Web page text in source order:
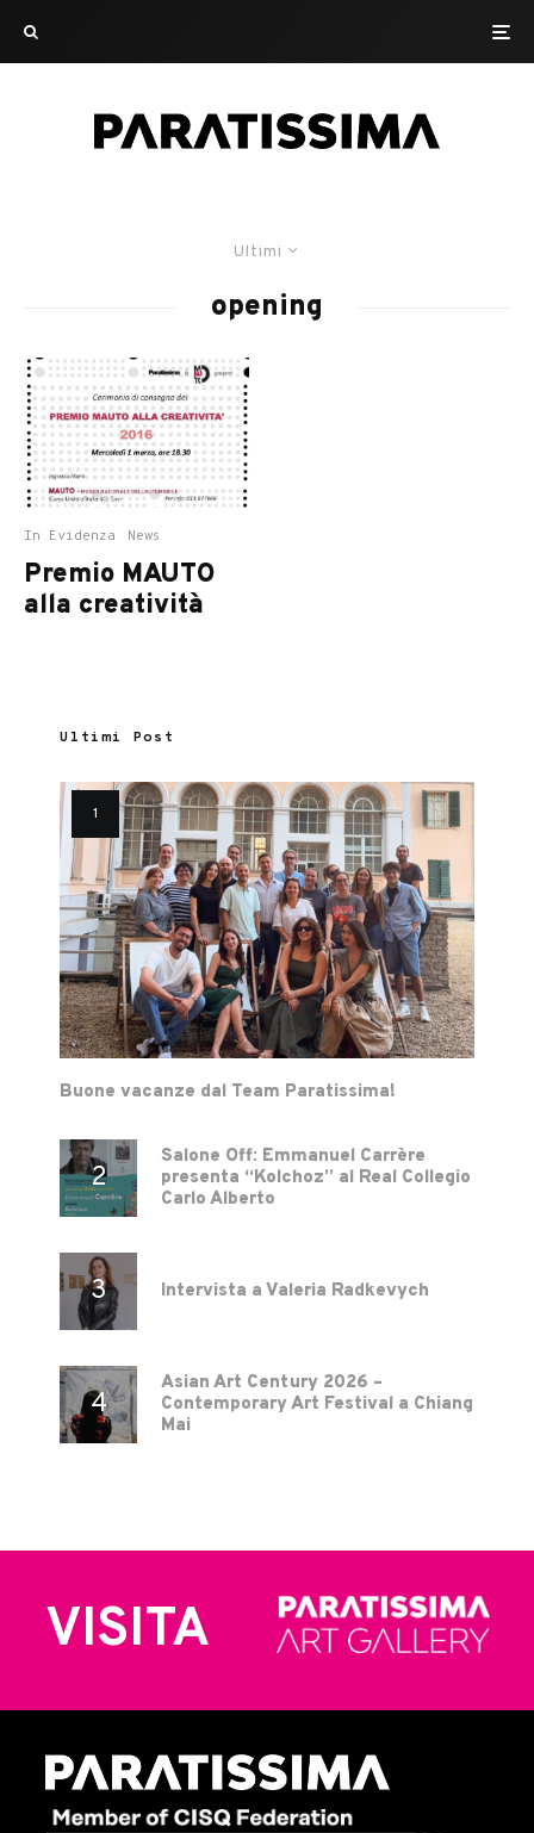
Ultimi
opening
In Evidenza News
Premio MAUTO
alla creatività
Ultimi Post
Buone vacanze dal Team Paratissima!
Salone Off: Emmanuel Carrère
presenta “Kolchoz” al Real Collegio
Carlo Alberto
Intervista a Valeria Radkevych
Asian Art Century 2026 –
Contemporary Art Festival a Chiang
Mai
VISITA